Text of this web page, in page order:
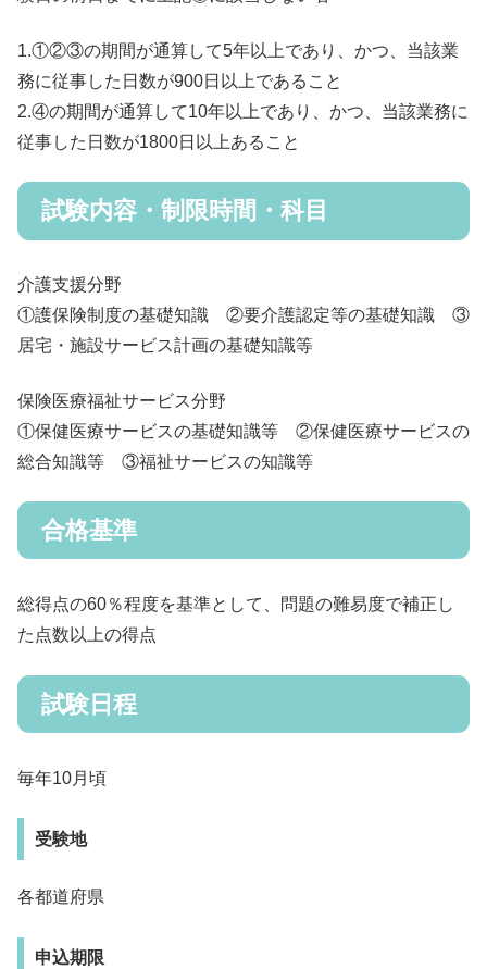
1.①②③の期間が通算して5年以上であり、かつ、当該業
務に従事した日数が900日以上であること
2.④の期間が通算して10年以上であり、かつ、当該業務に
従事した日数が1800日以上あること
試験内容・制限時間・科目
介護支援分野
①護保険制度の基礎知識 ②要介護認定等の基礎知識 ③
居宅・施設サービス計画の基礎知識等
保険医療福祉サービス分野
①保健医療サービスの基礎知識等 ②保健医療サービスの
総合知識等 ③福祉サービスの知識等
合格基準
総得点の60％程度を基準として、問題の難易度で補正し
た点数以上の得点
試験日程
毎年10月頃
受験地
各都道府県
申込期限